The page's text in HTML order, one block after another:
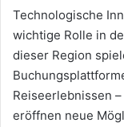
Technologische
wichtige Rolle in
dieser Region
Reiseerlebnissen
eröffnen neue